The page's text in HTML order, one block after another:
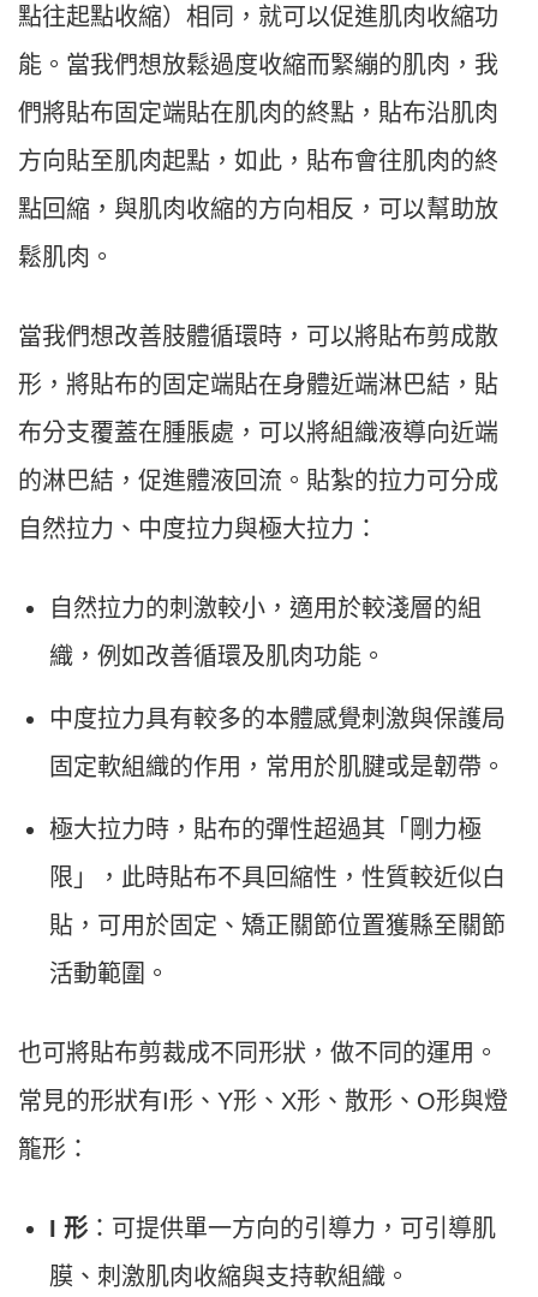
點往起點收縮）相同，就可以促進肌肉收縮功
能。當我們想放鬆過度收縮而緊繃的肌肉，我
們將貼布固定端貼在肌肉的終點，貼布沿肌肉
方向貼至肌肉起點，如此，貼布會往肌肉的終
點回縮，與肌肉收縮的方向相反，可以幫助放
鬆肌肉。
當我們想改善肢體循環時，可以將貼布剪成散
形，將貼布的固定端貼在身體近端淋巴結，貼
布分支覆蓋在腫脹處，可以將組織液導向近端
的淋巴結，促進體液回流。貼紮的拉力可分成
自然拉力、中度拉力與極大拉力：
自然拉力的刺激較小，適用於較淺層的組
織，例如改善循環及肌肉功能。
中度拉力具有較多的本體感覺刺激與保護局
固定軟組織的作用，常用於肌腱或是韌帶。
極大拉力時，貼布的彈性超過其「剛力極
限」，此時貼布不具回縮性，性質較近似白
貼，可用於固定、矯正關節位置獲縣至關節
活動範圍。
也可將貼布剪裁成不同形狀，做不同的運用。
常見的形狀有I形、Y形、X形、散形、O形與燈
籠形：
I 形 ：可提供單一方向的引導力，可引導肌
膜、刺激肌肉收縮與支持軟組織。